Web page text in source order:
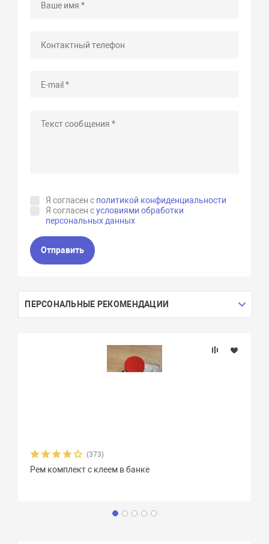
Я согласен с политикой конфиденциальности
Я согласен сусловиями обработки
персональных данных
Отправить
ПЕРСОНАЛЬНЫЕ РЕКОМЕНДАЦИИ
(373)
Рем комплект с клеем в банке